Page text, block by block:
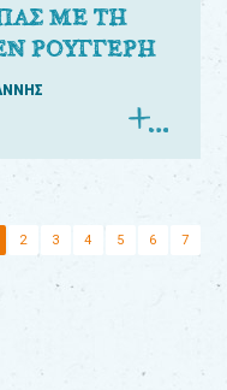
ΜΕ ΤΗ
ΡΟΥΓΓΕΡΗ
2 3 4 5 6 7